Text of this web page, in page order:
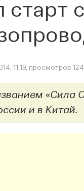
старт
11:19, просмотров
«Сила
и в Китай.